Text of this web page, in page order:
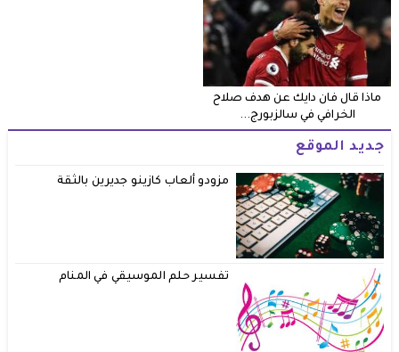
ماذا قال فان دايك عن هدف صلاح
الخرافي في سالزبورج...
جديد الموقع
مزودو ألعاب كازينو جديرين بالثقة
تفسير حلم الموسيقي في المنام